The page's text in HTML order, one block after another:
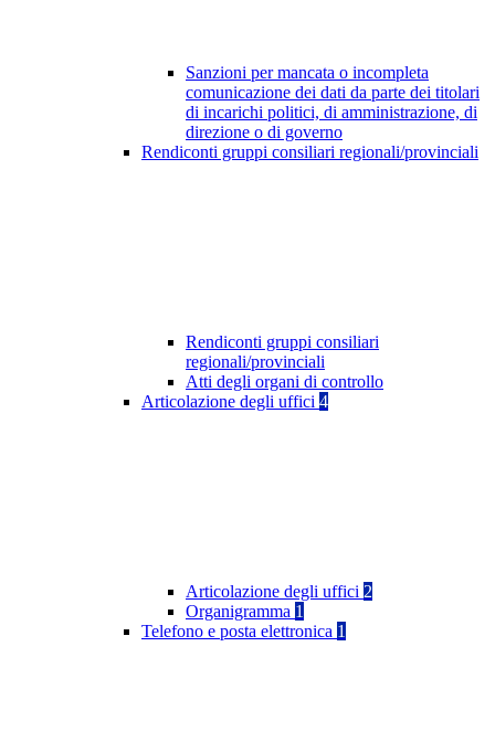
Sanzioni per mancata o incompleta
comunicazione dei dati da parte dei titolari
di incarichi politici, di amministrazione, di
direzione o di governo
Rendiconti gruppi consiliari regionali/provinciali
Rendiconti gruppi consiliari
regionali/provinciali
Atti degli organi di controllo
Articolazione degli uffici 4
Articolazione degli uffici 2
Organigramma 1
Telefono e posta elettronica 1